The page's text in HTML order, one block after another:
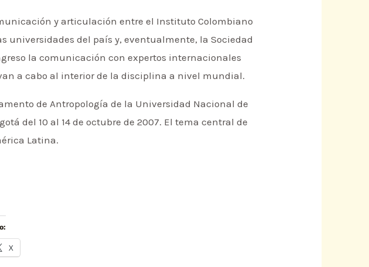
y articulación entre el Instituto Colombiano
universidades del país y, eventualmente, la Sociedad
la comunicación con expertos internacionales
a cabo al interior de la disciplina a nivel mundial.
de Antropología de la Universidad Nacional de
del 10 al 14 de octubre de 2007. El tema central de
Latina.
X